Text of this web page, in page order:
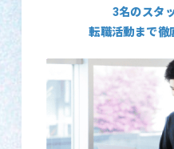
3名のスタ
転職活動まで徹